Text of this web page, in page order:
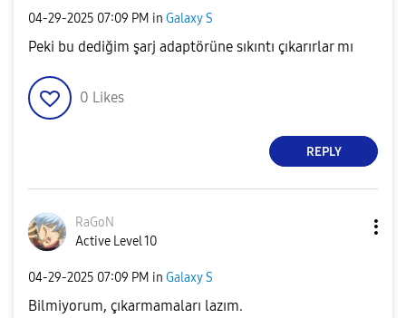
‎04-29-2025 07:09 PM in Galaxy S
Peki bu dediğim şarj adaptörüne sıkıntı çıkarırlar mı
0 Likes
REPLY
RaGoN
Active Level 10
‎04-29-2025 07:09 PM in Galaxy S
Bilmiyorum, çıkarmamaları lazım.